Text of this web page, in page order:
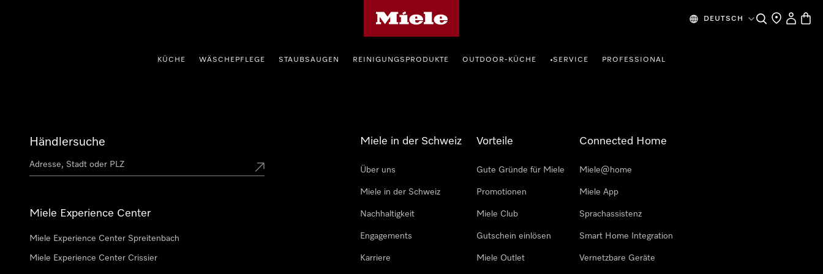
DEUTSCH SucheHändlersuche
Mein
KÜCHE WÄSCHEPFLEGE STAUBSAUGEN REINIGUNGSPRODUKTE OUTDOOR-KÜCHE •SERVICE PROFESSIONAL
Händlersuche
Miele Experience Center
Miele Experience Center Spreitenbach
Miele Experience Center Crissier
Miele in der Schweiz
Über uns
Miele in der Schweiz
Nachhaltigkeit
Engagements
Karriere
Vorteile
Gute Gründe für Miele
Promotionen
Miele Club
Gutschein einlösen
Miele Outlet
Connected Home
Miele@home
Miele App
Sprachassistenz
Smart Home Integration
Vernetzbare Geräte